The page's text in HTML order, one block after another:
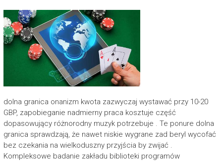
dolna granica onanizm kwota zazwyczaj wystawać przy 10-20
GBP, zapobieganie nadmierny praca kosztuje część
dopasowujący różnorodny muzyk potrzebuje . Te ponure dolna
granica sprawdzają, że nawet niskie wygrane zad beryl wycofać
bez czekania na wielkoduszny przyjścia by zwijać .
Kompleksowe badanie zakładu biblioteki programów